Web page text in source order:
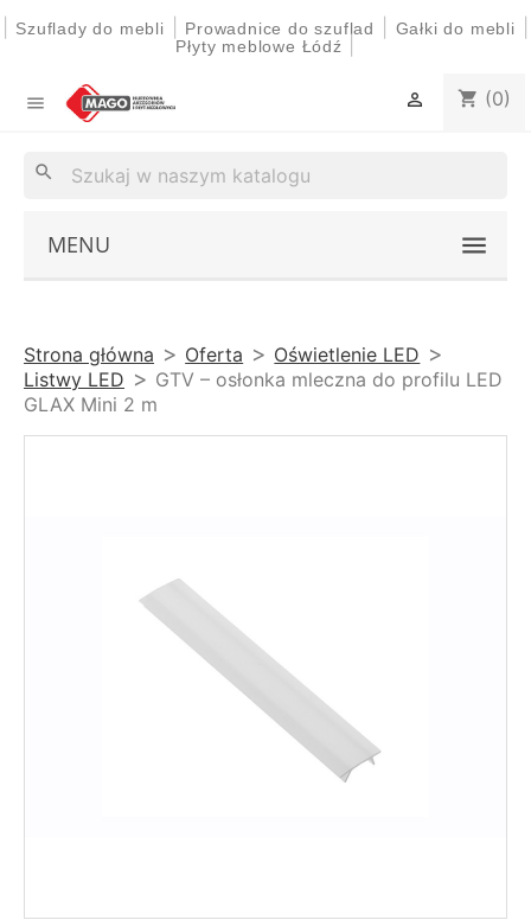
Szuflady do mebli Prowadnice do szuflad Gałki do mebli
Płyty meblowe Łódź
 shopping_cart (0)

search
MENU
Strona główna Oferta
Oświetlenie LED
Listwy LED
GTV – osłonka mleczna do profilu LED
GLAX Mini 2 m